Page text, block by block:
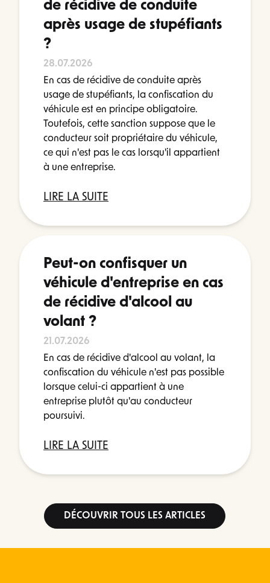
de récidive de conduite
après usage de stupéfiants
?
28.07.2026
En cas de récidive de conduite après
usage de stupéfiants, la confiscation du
véhicule est en principe obligatoire.
Toutefois, cette sanction suppose que le
conducteur soit propriétaire du véhicule,
ce qui n'est pas le cas lorsqu'il appartient
à une entreprise.
LIRE LA SUITE
Peut-on confisquer un
véhicule d'entreprise en cas
de récidive d'alcool au
volant ?
21.07.2026
En cas de récidive d'alcool au volant, la
confiscation du véhicule n'est pas possible
lorsque celui-ci appartient à une
entreprise plutôt qu'au conducteur
poursuivi.
LIRE LA SUITE
DÉCOUVRIR TOUS LES ARTICLES